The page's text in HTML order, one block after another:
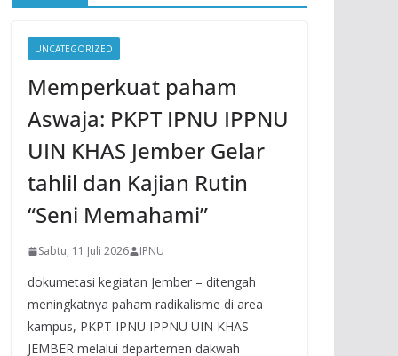
UNCATEGORIZED
Memperkuat paham
Aswaja: PKPT IPNU IPPNU
UIN KHAS Jember Gelar
tahlil dan Kajian Rutin
“Seni Memahami”
Sabtu, 11 Juli 2026 IPNU
dokumetasi kegiatan Jember – ditengah
meningkatnya paham radikalisme di area
kampus, PKPT IPNU IPPNU UIN KHAS
JEMBER melalui departemen dakwah